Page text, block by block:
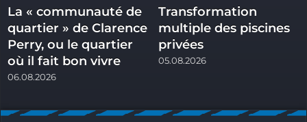
La « communauté de
quartier » de Clarence
Perry, ou le quartier
où il fait bon vivre
06.08.2026
Transformation
multiple des piscines
privées
05.08.2026